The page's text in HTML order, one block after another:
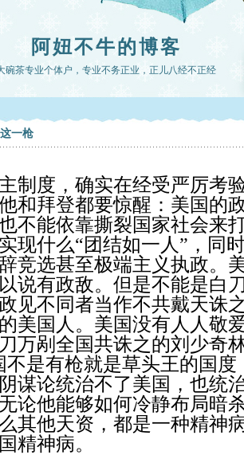
阿妞不牛的博客
碗茶专业个体户，专业不务正业，正儿八经不正经
一枪
制度，确实在经受严厉考
和拜登都要惊醒：美国的
不能依靠撕裂国家社会来
现什么“团结如一人”，同
竞选甚至极端主义执政。
说有政敌。但是不能是白
见不同者当作不共戴天诛
美国人。美国没有人人敬
万剐全国共诛之的刘少奇
不是有枪就是草头王的国
谋论统治不了美国，也统
论他能够如何冷静布局暗
其他天资，都是一种精神
精神病。